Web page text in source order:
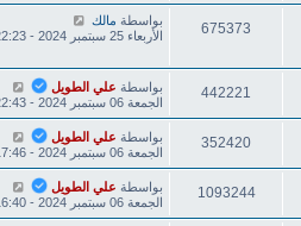
675373 بواسطة مالك
الأربعاء 25 سبتمبر 2024 - 22:23
442221 بواسطة علي الطويل
الجمعة 06 سبتمبر 2024 - 22:43
352420 بواسطة علي الطويل
الجمعة 06 سبتمبر 2024 - 17:46
1093244 بواسطة علي الطويل
الجمعة 06 سبتمبر 2024 - 16:40